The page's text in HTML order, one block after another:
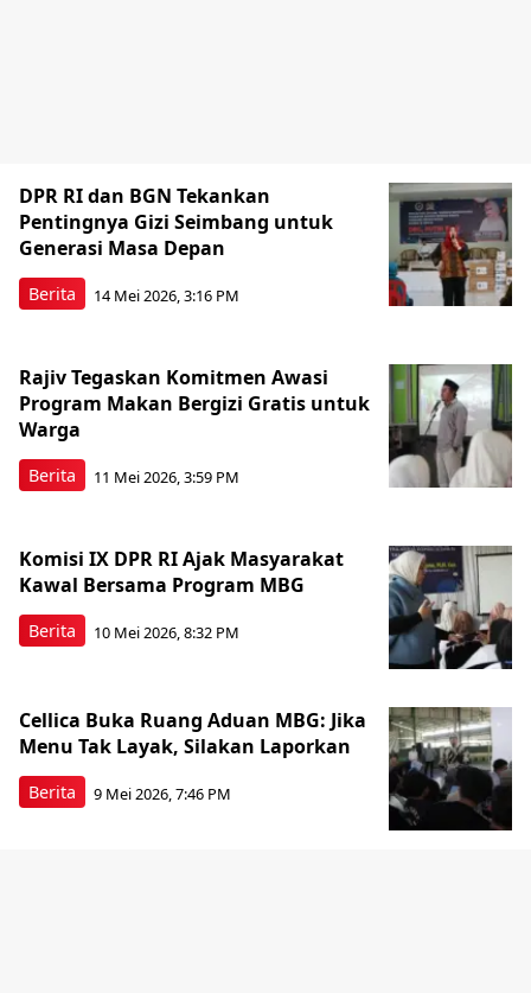
Berita
DPR RI dan BGN Tekankan
Pentingnya Gizi Seimbang untuk
Generasi Masa Depan
14 Mei 2026, 3:16 PM
Berita
Rajiv Tegaskan Komitmen Awasi
Program Makan Bergizi Gratis untuk
Warga
11 Mei 2026, 3:59 PM
Berita
Komisi IX DPR RI Ajak Masyarakat
Kawal Bersama Program MBG
10 Mei 2026, 8:32 PM
Berita
Cellica Buka Ruang Aduan MBG: Jika
Menu Tak Layak, Silakan Laporkan
9 Mei 2026, 7:46 PM